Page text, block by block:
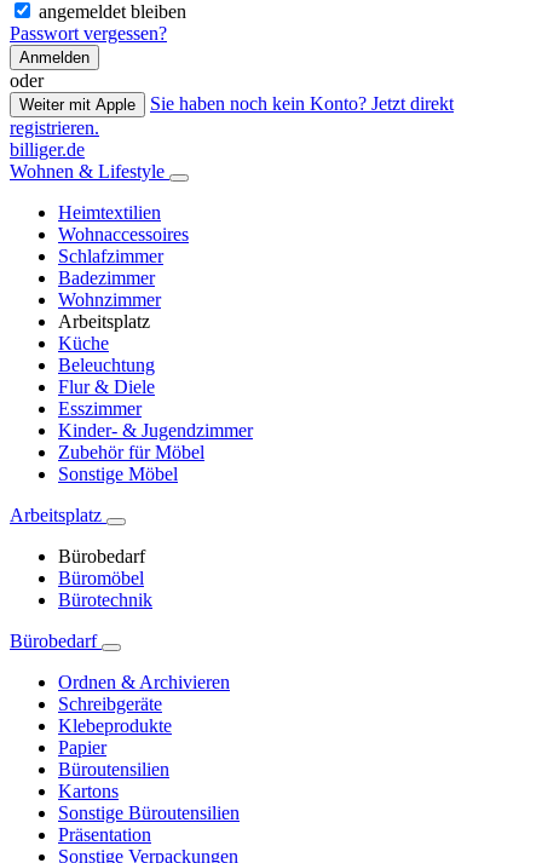
angemeldet bleiben
Passwort vergessen?
Anmelden
oder
Weiter mit Apple
Sie haben noch kein Konto? Jetzt direkt
registrieren.
billiger.de
Wohnen & Lifestyle
Heimtextilien
Wohnaccessoires
Schlafzimmer
Badezimmer
Wohnzimmer
Arbeitsplatz
Küche
Beleuchtung
Flur & Diele
Esszimmer
Kinder- & Jugendzimmer
Zubehör für Möbel
Sonstige Möbel
Arbeitsplatz
Bürobedarf
Büromöbel
Bürotechnik
Bürobedarf
Ordnen & Archivieren
Schreibgeräte
Klebeprodukte
Papier
Büroutensilien
Kartons
Sonstige Büroutensilien
Präsentation
Sonstige Verpackungen